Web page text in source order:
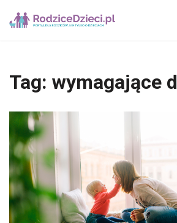
Tag: wymagające